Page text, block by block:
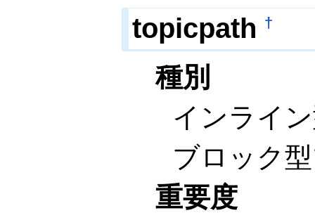
topicpath †
種別
インライ
ブロック
重要度